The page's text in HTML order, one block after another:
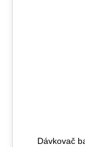
Dávkovač